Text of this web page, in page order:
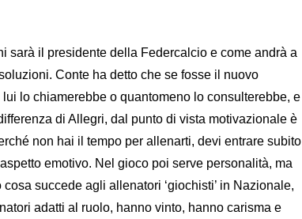
sarà il presidente della Federcalcio e come andrà a
Conte ha detto che se fosse il nuovo
lo chiamerebbe o quantomeno lo consulterebbe, e
di Allegri, dal punto di vista motivazionale è
non hai il tempo per allenarti, devi entrare subito
emotivo. Nel gioco poi serve personalità, ma
succede agli allenatori ‘giochisti’ in Nazionale,
adatti al ruolo, hanno vinto, hanno carisma e